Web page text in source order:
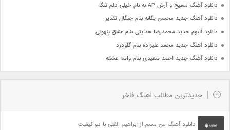
دانلود آهنگ مسیح و آرش AP به نام خیلی دلم تنگه
دانلود آهنگ جدید محسن یگانه بنام چنگال تقدیر
دانلود آلبوم جدید محمدرضا هدایتی بنام عشق پنهونی
دانلود آهنگ جدید محمد علیزاده بنام گلودرد
دانلود آهنگ جدید احمد سعیدی بنام واسه عشقه
جدیدترین مطالب آهنگ فاخر
دانلود آهنگ من مسم از ابراهیم الفتی با دو کیفیت